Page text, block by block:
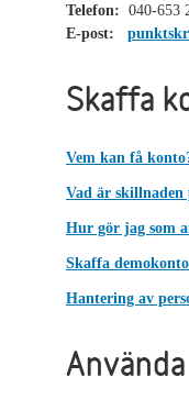
Telefon: 040-653
E-post:
Skaffa
Vem kan få
Vad är skillnaden
Hur gör jag som
Skaffa demokonto
Hantering av